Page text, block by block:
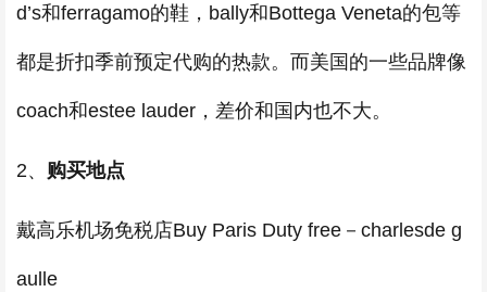
d’s和ferragamo的鞋，bally和Bottega Veneta的包等
都是折扣季前预定代购的热款。而美国的一些品牌像
coach和estee lauder，差价和国内也不大。
2、 购买地点
戴高乐机场免税店Buy Paris Duty free－charlesde g
aulle